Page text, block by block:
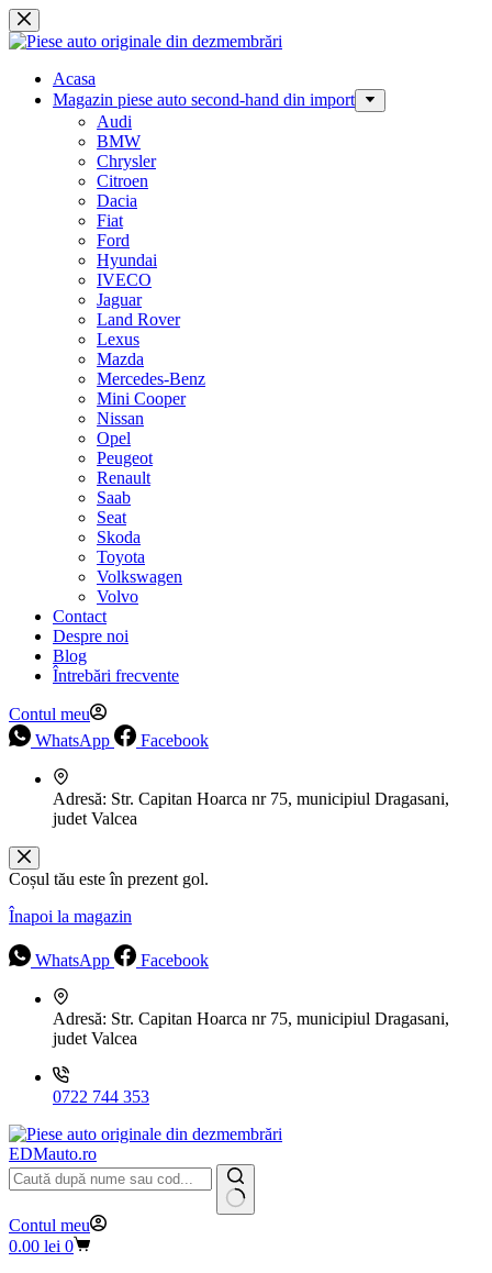
Sari
la
Acasa
Magazin piese auto second-hand din import
Audi
BMW
Chrysler
Citroen
Dacia
Fiat
Ford
Hyundai
IVECO
Jaguar
Land Rover
Lexus
Mazda
Mercedes-Benz
Mini Cooper
Nissan
Opel
Peugeot
Renault
Saab
Seat
Skoda
Toyota
Volkswagen
Volvo
Contact
Despre noi
Blog
Întrebări frecvente
Contul meu
WhatsApp
Facebook
Adresă: Str. Capitan Hoarca nr 75, municipiul Dragasani,
judet Valcea
Coșul tău este în prezent gol.
Înapoi la magazin
WhatsApp Facebook
Adresă: Str. Capitan Hoarca nr 75, municipiul Dragasani,
judet Valcea
0722 744 353
EDMauto.ro
Niciun
rezultat
Contul meu
Coș
0.00 lei 0